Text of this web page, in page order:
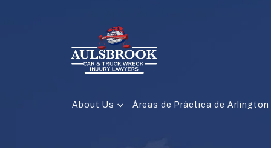
About Us Áreas de Práctica de Arlington